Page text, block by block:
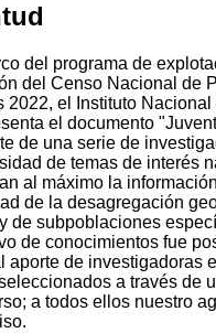
del programa de
del Censo Nacional de
2022, el Instituto Nacional
el documento
de una serie de
de temas de interés
al máximo la
de la desagregación
de subpoblaciones
de conocimientos fue
aporte de investigadoras
a través de
a todos ellos nuestro